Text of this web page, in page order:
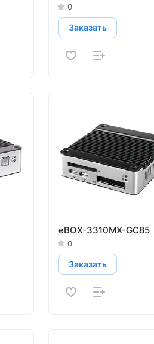
0
Заказать
eBOX-3310MX-GC85
0
Заказать